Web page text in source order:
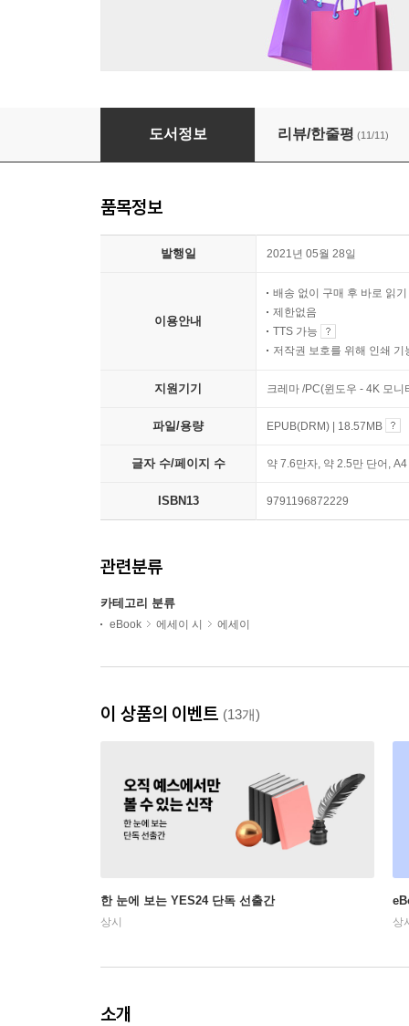
사랑하는 데 쓴 시간들
도서정보 리뷰/한줄평 (11/11)
품목정보
발행일 2021년 05월 28일
이용안내
배송 없이 구매 후 바로 읽기
제한없음
TTS 가능
저작권 보호를 위해 인쇄 기
지원기기 크레마 /PC(윈도우 - 4K 모
파일/용량 EPUB(DRM) | 18.57MB
글자 수/페이지 수 약 7.6만자, 약 2.5만 단어,
ISBN13 9791196872229
관련분류
카테고리 분류
eBook 에세이 시 에세이
이 상품의 이벤트 (13개)
한 눈에 보는 YES24 단독 선출간
상시 상
소개